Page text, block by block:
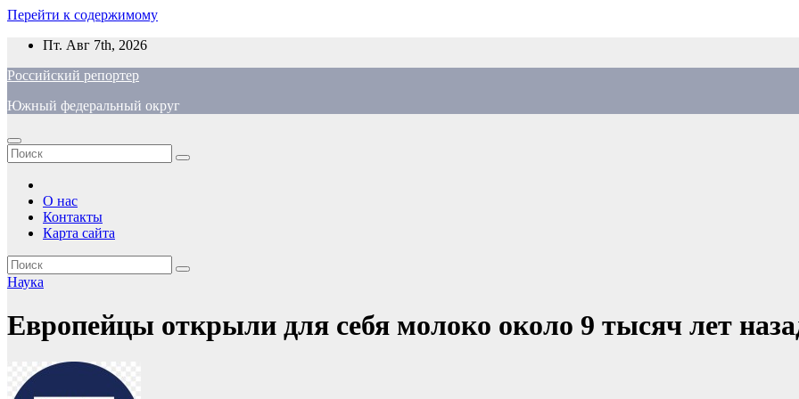
Перейти к содержимому
Пт. Авг 7th, 2026
Российский репортер
Южный федеральный округ
О нас
Контакты
Карта сайта
Наука
Европейцы открыли для себя молоко около 9 тысяч лет